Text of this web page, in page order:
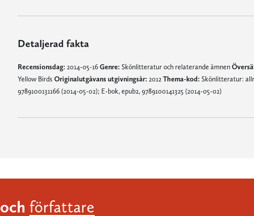
Detaljerad fakta
Recensionsdag: 2014-05-16Genre: Skönlitteratur och relaterande ämnen
Yellow Birds Originalutgåvans utgivningsår: 2012 Thema-kod: Skönlitteratur:
9789100131166 (2014-05-02); E-bok, epub2, 9789100141325 (2014-05-02)
och författare